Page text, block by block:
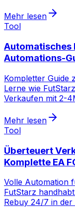
Mehr lesen
Tool
Automatisches
Automations-
Kompletter Guide
Lerne wie
Verkaufen mit 2-
Mehr lesen
Tool
Überteuert
Komplette EA
Volle Automation
FutStarz
Rebuy 24/7 in